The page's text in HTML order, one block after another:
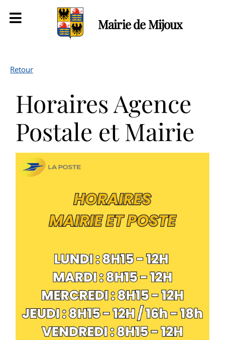
Mairie de Mijoux
Retour
Horaires Agence
Postale et Mairie